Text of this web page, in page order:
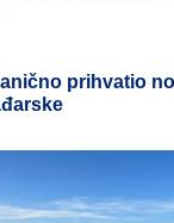
prihvatio